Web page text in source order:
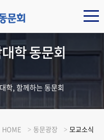
학 동문회
학, 함께하는 동문회
HOME 동문광장 모교소식